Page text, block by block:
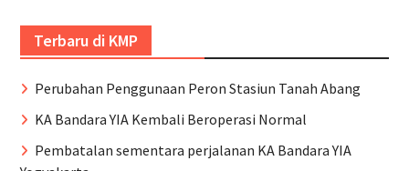
Terbaru di KMP
Perubahan Penggunaan Peron Stasiun Tanah Abang
KA Bandara YIA Kembali Beroperasi Normal
Pembatalan sementara perjalanan KA Bandara YIA